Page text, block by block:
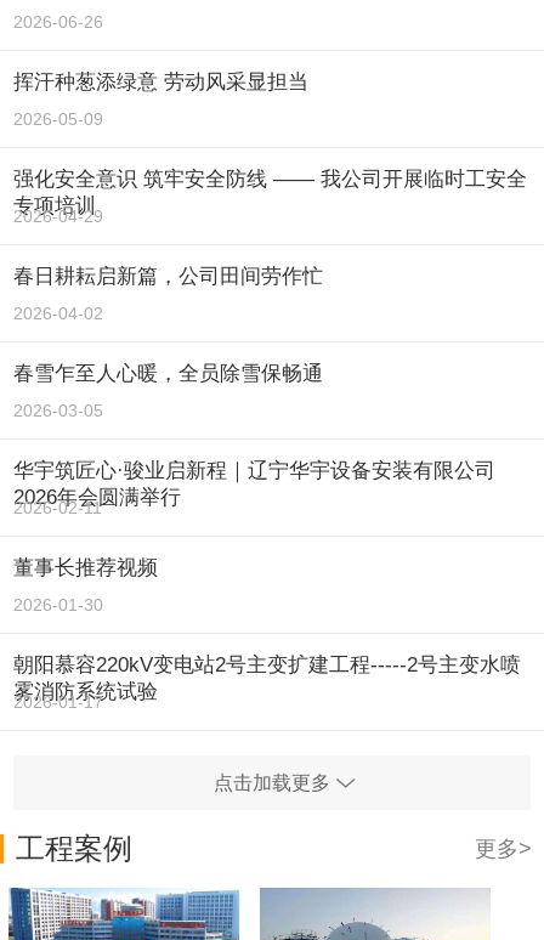
2026-06-26
挥汗种葱添绿意 劳动风采显担当
2026-05-09
强化安全意识 筑牢安全防线 —— 我公司开展临时工安全
专项培训
2026-04-29
春日耕耘启新篇，公司田间劳作忙
2026-04-02
春雪乍至人心暖，全员除雪保畅通
2026-03-05
华宇筑匠心·骏业启新程｜辽宁华宇设备安装有限公司
2026年会圆满举行
2026-02-11
董事长推荐视频
2026-01-30
朝阳慕容220kV变电站2号主变扩建工程-----2号主变水喷
雾消防系统试验
2026-01-17
点击加载更多
工程案例 更多>